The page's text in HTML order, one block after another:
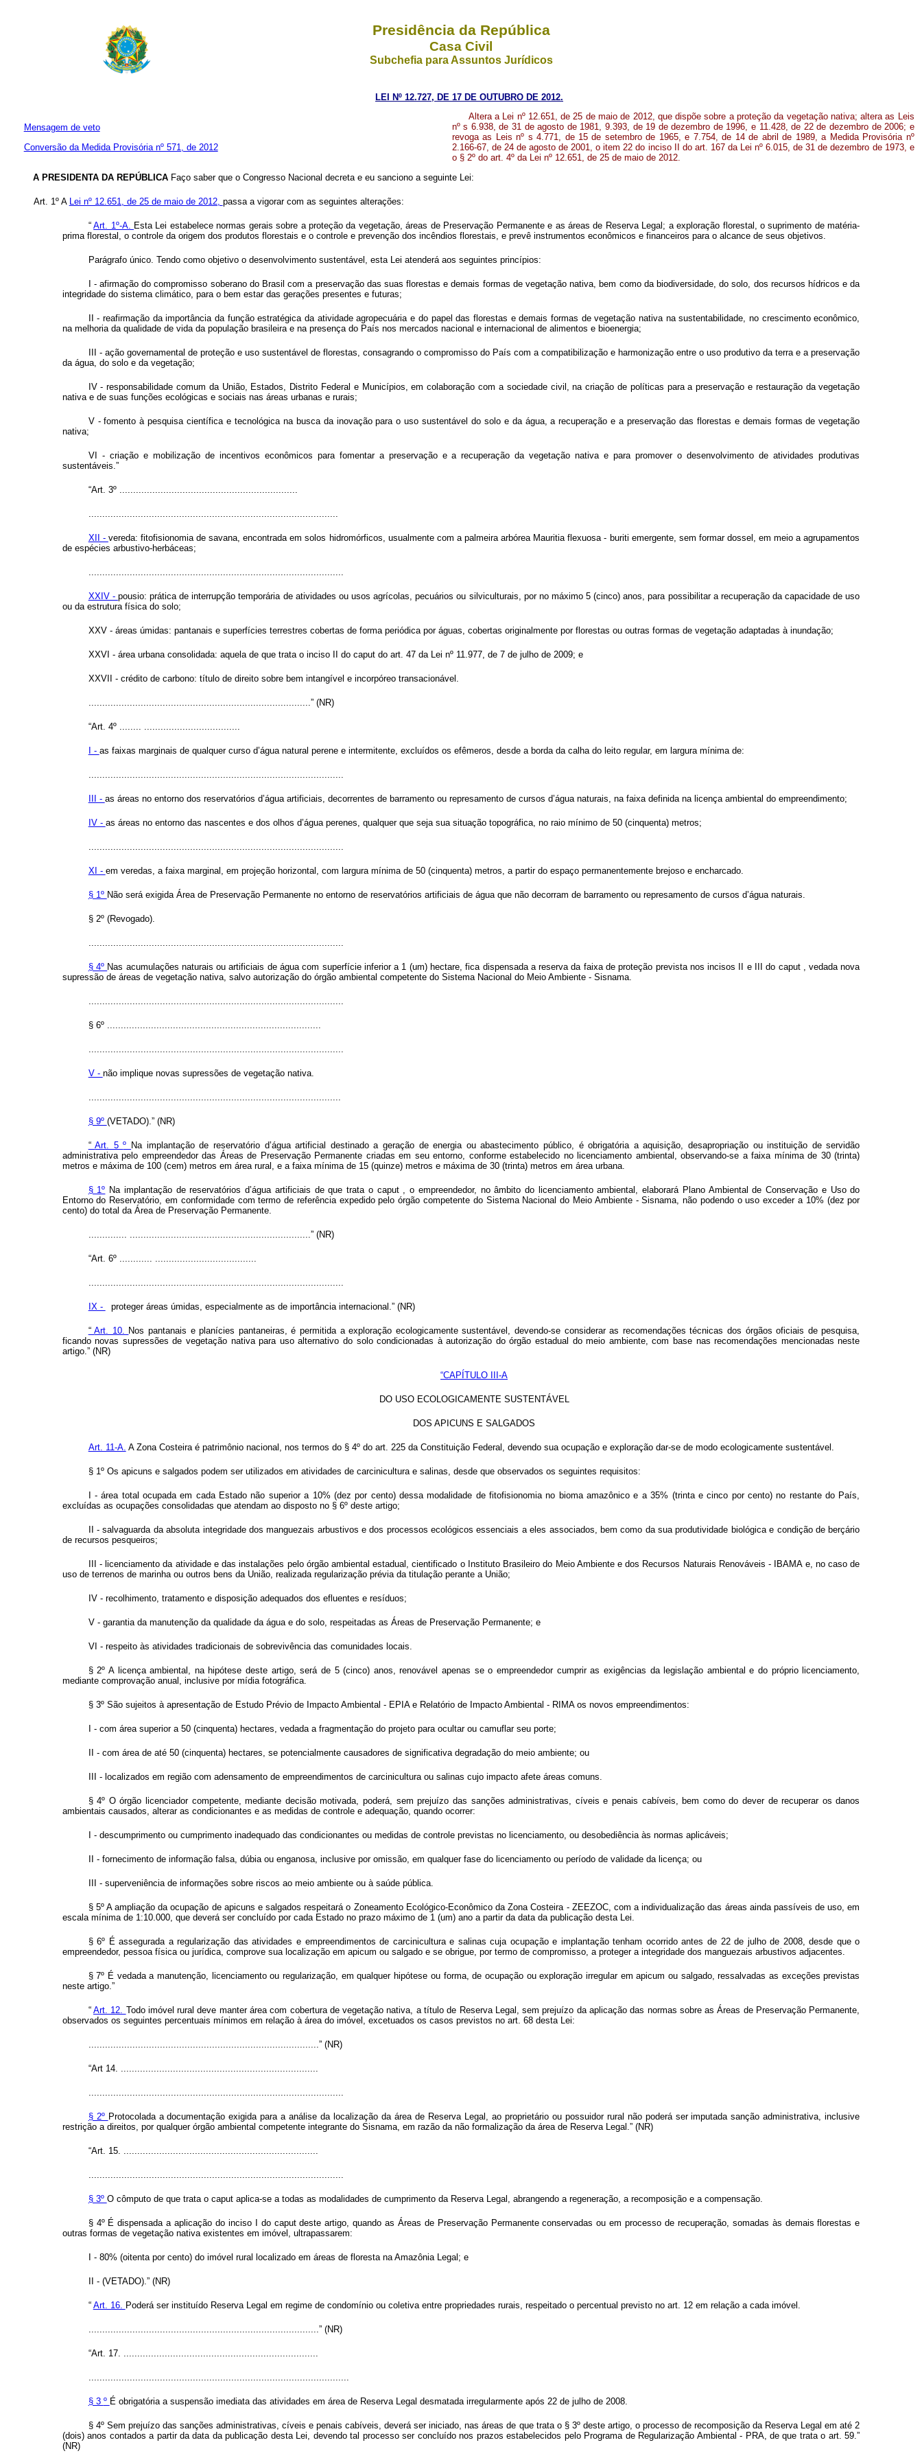
Presidência da República
Casa Civil
Subchefia para Assuntos Jurídicos
LEI Nº 12.727, DE 17 DE OUTUBRO DE 2012.
Mensagem de veto
Conversão da Medida Provisória nº 571, de 2012
Altera a Lei nº 12.651, de 25 de maio de 2012, que dispõe sobre a proteção da vegetação nativa; altera as Leis
nºs 6.938, de 31 de agosto de 1981, 9.393, de 19 de dezembro de 1996, e 11.428, de 22 de dezembro de 2006; e
revoga as Leis nº s4.771, de 15 de setembro de 1965, e 7.754, de 14 de abril de 1989, a Medida Provisória nº
2.166-67, de 24 de agosto de 2001, o item 22 do inciso II do art. 167 da Lei nº 6.015, de 31 de dezembro de 1973, e
o § 2º do art. 4º da Lei nº 12.651, de 25 de maio de 2012.
A PRESIDENTA DA REPÚBLICA Faço saber que o Congresso Nacional decreta e eu sanciono a seguinte Lei:
Art. 1º A Lei nº 12.651, de 25 de maio de 2012, passa a vigorar com as seguintes alterações:
“Art. 1º-A. Esta Lei estabelece normas gerais sobre a proteção da vegetação, áreas de Preservação Permanente e as áreas de Reserva Legal; a exploração florestal, o suprimento de matéria-
prima florestal, o controle da origem dos produtos florestais e o controle e prevenção dos incêndios florestais, e prevê instrumentos econômicos e financeiros para o alcance de seus objetivos.
Parágrafo único. Tendo como objetivo o desenvolvimento sustentável, esta Lei atenderá aos seguintes princípios:
I - afirmação do compromisso soberano do Brasil com a preservação das suas florestas e demais formas de vegetação nativa, bem como da biodiversidade, do solo, dos recursos hídricos e da
integridade do sistema climático, para o bem estar das gerações presentes e futuras;
II - reafirmação da importância da função estratégica da atividade agropecuária e do papel das florestas e demais formas de vegetação nativa na sustentabilidade, no crescimento econômico,
na melhoria da qualidade de vida da população brasileira e na presença do País nos mercados nacional e internacional de alimentos e bioenergia;
III - ação governamental de proteção e uso sustentável de florestas, consagrando o compromisso do País com a compatibilização e harmonização entre o uso produtivo da terra e a preservação
da água, do solo e da vegetação;
IV - responsabilidade comum da União, Estados, Distrito Federal e Municípios, em colaboração com a sociedade civil, na criação de políticas para a preservação e restauração da vegetação
nativa e de suas funções ecológicas e sociais nas áreas urbanas e rurais;
V - fomento à pesquisa científica e tecnológica na busca da inovação para o uso sustentável do solo e da água, a recuperação e a preservação das florestas e demais formas de vegetação
nativa;
VI - criação e mobilização de incentivos econômicos para fomentar a preservação e a recuperação da vegetação nativa e para promover o desenvolvimento de atividades produtivas
sustentáveis.”
“Art. 3º .................................................................
XII - vereda: fitofisionomia de savana, encontrada em solos hidromórficos, usualmente com a palmeira arbórea Mauritiaflexuosa- buriti emergente, sem formar dossel, em meio a agrupamentos
de espécies arbustivo-herbáceas;
XXIV - pousio: prática de interrupção temporária de atividades ou usos agrícolas, pecuários ou silviculturais, por no máximo 5 (cinco) anos, para possibilitar a recuperação da capacidade de uso
ou da estrutura física do solo;
XXV - áreas úmidas: pantanais e superfícies terrestres cobertas de forma periódica por águas, cobertas originalmente por florestas ou outras formas de vegetação adaptadas à inundação;
XXVI - área urbana consolidada: aquela de que trata o inciso II do caput do art. 47 da Lei nº 11.977, de 7 de julho de 2009; e
XXVII - crédito de carbono: título de direito sobre bem intangível e incorpóreo transacionável.
.................................................................................” (NR)
“Art. 4º ........ ...................................
I - as faixas marginais de qualquer curso d’água natural perene e intermitente, excluídos os efêmeros, desde a borda da calha do leito regular, em largura mínima de:
III - as áreas no entorno dos reservatórios d’água artificiais, decorrentes de barramento ou represamento de cursos d’água naturais, na faixa definida na licença ambiental do empreendimento;
IV - as áreas no entorno das nascentes e dos olhos d’água perenes, qualquer que seja sua situação topográfica, no raio mínimo de 50 (cinquenta) metros;
XI - em veredas, a faixa marginal, em projeção horizontal, com largura mínima de 50 (cinquenta) metros, a partir do espaço permanentemente brejoso e encharcado.
§ 1º Não será exigida Área de Preservação Permanente no entorno de reservatórios artificiais de água que não decorram de barramento ou represamento de cursos d’água naturais.
§ 2º (Revogado).
§ 4º Nas acumulações naturais ou artificiais de água com superfície inferior a 1 (um) hectare, fica dispensada a reserva da faixa de proteção prevista nos incisos II e III do caput
, vedada nova
supressão de áreas de vegetação nativa, salvo autorização do órgão ambiental competente do Sistema Nacional do Meio Ambiente - Sisnama.
§ 6º ..............................................................................
V - não implique novas supressões de vegetação nativa.
§ 9º (VETADO).” (NR)
“Art. 5º Na implantação de reservatório d’água artificial destinado a geração de energia ou abastecimento público, é obrigatória a aquisição, desapropriação ou instituição de servidão
administrativa pelo empreendedor das Áreas de Preservação Permanente criadas em seu entorno, conforme estabelecido no licenciamento ambiental, observando-se a faixa mínima de 30 (trinta)
metros e máxima de 100 (cem) metros em área rural, e a faixa mínima de 15 (quinze) metros e máxima de 30 (trinta) metros em área urbana.
§ 1º Na implantação de reservatórios d’água artificiais de que trata o caput
, o empreendedor, no âmbito do licenciamento ambiental, elaborará Plano Ambiental de Conservação e Uso do
Entorno do Reservatório, em conformidade com termo de referência expedido pelo órgão competente do Sistema Nacional do Meio Ambiente - Sisnama, não podendo o uso exceder a 10% (dez por
cento) do total da Área de Preservação Permanente.
.............. ..................................................................” (NR)
“Art. 6º ............ .....................................
IX - proteger áreas úmidas, especialmente as de importância internacional.” (NR)
“Art. 10. Nos pantanais e planícies pantaneiras, é permitida a exploração ecologicamente sustentável, devendo-se considerar as recomendações técnicas dos órgãos oficiais de pesquisa,
ficando novas supressões de vegetação nativa para uso alternativo do solo condicionadas à autorização do órgão estadual do meio ambiente, com base nas recomendações mencionadas neste
artigo.” (NR)
“CAPÍTULO III-A
DO USO ECOLOGICAMENTE SUSTENTÁVEL
DOS APICUNS E SALGADOS
Art. 11-A. A Zona Costeira é patrimônio nacional, nos termos do § 4º do art. 225 da Constituição Federal, devendo sua ocupação e exploração dar-se de modo ecologicamente sustentável.
§ 1º Os apicuns e salgados podem ser utilizados em atividades de carcinicultura e salinas, desde que observados os seguintes requisitos:
I - área total ocupada em cada Estado não superior a 10% (dez por cento) dessa modalidade de fitofisionomia no bioma amazônico e a 35% (trinta e cinco por cento) no restante do País,
excluídas as ocupações consolidadas que atendam ao disposto no § 6º deste artigo;
II - salvaguarda da absoluta integridade dos manguezais arbustivos e dos processos ecológicos essenciais a eles associados, bem como da sua produtividade biológica e condição de berçário
de recursos pesqueiros;
III - licenciamento da atividade e das instalações pelo órgão ambiental estadual, cientificado o Instituto Brasileiro do Meio Ambiente e dos Recursos Naturais Renováveis - IBAMA e, no caso de
uso de terrenos de marinha ou outros bens da União, realizada regularização prévia da titulação perante a União;
IV - recolhimento, tratamento e disposição adequados dos efluentes e resíduos;
V - garantia da manutenção da qualidade da água e do solo, respeitadas as Áreas de Preservação Permanente; e
VI - respeito às atividades tradicionais de sobrevivência das comunidades locais.
§ 2º A licença ambiental, na hipótese deste artigo, será de 5 (cinco) anos, renovável apenas se o empreendedor cumprir as exigências da legislação ambiental e do próprio licenciamento,
mediante comprovação anual, inclusive por mídia fotográfica.
§ 3º São sujeitos à apresentação de Estudo Prévio de Impacto Ambiental - EPIA e Relatório de Impacto Ambiental - RIMA os novos empreendimentos:
I - com área superior a 50 (cinquenta) hectares, vedada a fragmentação do projeto para ocultar ou camuflar seu porte;
II - com área de até 50 (cinquenta) hectares, se potencialmente causadores de significativa degradação do meio ambiente; ou
III - localizados em região com adensamento de empreendimentos de carcinicultura ou salinas cujo impacto afete áreas comuns.
§ 4º O órgão licenciador competente, mediante decisão motivada, poderá, sem prejuízo das sanções administrativas, cíveis e penais cabíveis, bem como do dever de recuperar os danos
ambientais causados, alterar as condicionantes e as medidas de controle e adequação, quando ocorrer:
I - descumprimento ou cumprimento inadequado das condicionantes ou medidas de controle previstas no licenciamento, ou desobediência às normas aplicáveis;
II - fornecimento de informação falsa, dúbia ou enganosa, inclusive por omissão, em qualquer fase do licenciamento ou período de validade da licença; ou
III - superveniência de informações sobre riscos ao meio ambiente ou à saúde pública.
§ 5º A ampliação da ocupação de apicuns e salgados respeitará o Zoneamento Ecológico-Econômico da Zona Costeira - ZEEZOC, com a individualização das áreas ainda passíveis de uso, em
escala mínima de 1:10.000, que deverá ser concluído por cada Estado no prazo máximo de 1 (um) ano a partir da data da publicação desta Lei.
§ 6º É assegurada a regularização das atividades e empreendimentos de carcinicultura e salinas cuja ocupação e implantação tenham ocorrido antes de 22 de julho de 2008, desde que o
empreendedor, pessoa física ou jurídica, comprove sua localização em apicum ou salgado e se obrigue, por termo de compromisso, a proteger a integridade dos manguezais arbustivos adjacentes.
§ 7º É vedada a manutenção, licenciamento ou regularização, em qualquer hipótese ou forma, de ocupação ou exploração irregular em apicum ou salgado, ressalvadas as exceções previstas
neste artigo.”
“ Art. 12. Todo imóvel rural deve manter área com cobertura de vegetação nativa, a título de Reserva Legal, sem prejuízo da aplicação das normas sobre as Áreas de Preservação Permanente,
observados os seguintes percentuais mínimos em relação à área do imóvel, excetuados os casos previstos no art. 68 desta Lei:
....................................................................................” (NR)
“Art 14. ........................................................................
§ 2º Protocolada a documentação exigida para a análise da localização da área de Reserva Legal, ao proprietário ou possuidor rural não poderá ser imputada sanção administrativa, inclusive
restrição a direitos, por qualquer órgão ambiental competente integrante do Sisnama, em razão da não formalização da área de Reserva Legal.” (NR)
“Art. 15. .......................................................................
§ 3º O cômputo de que trata o caput aplica-se a todas as modalidades de cumprimento da Reserva Legal, abrangendo a regeneração, a recomposição e a compensação.
§ 4º É dispensada a aplicação do inciso I do caputdeste artigo, quando as Áreas de Preservação Permanente conservadas ou em processo de recuperação, somadas às demais florestas e
outras formas de vegetação nativa existentes em imóvel, ultrapassarem:
I - 80% (oitenta por cento) do imóvel rural localizado em áreas de floresta na Amazônia Legal; e
II - (VETADO).” (NR)
“ Art. 16. Poderá ser instituído Reserva Legal em regime de condomínio ou coletiva entre propriedades rurais, respeitado o percentual previsto no art. 12 em relação a cada imóvel.
....................................................................................” (NR)
“Art. 17. .......................................................................
§ 3 º É obrigatória a suspensão imediata das atividades em área de Reserva Legal desmatada irregularmente após 22 de julho de 2008.
§ 4º Sem prejuízo das sanções administrativas, cíveis e penais cabíveis, deverá ser iniciado, nas áreas de que trata o § 3º deste artigo, o processo de recomposição da Reserva Legal em até 2
(dois) anos contados a partir da data da publicação desta Lei, devendo tal processo ser concluído nos prazos estabelecidos pelo Programa de Regularização Ambiental - PRA, de que trata o art. 59.”
(NR)